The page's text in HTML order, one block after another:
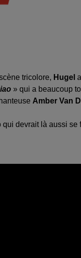
tricolore, Hugel
» qui a beaucoup
Amber Van
qui devrait là aussi